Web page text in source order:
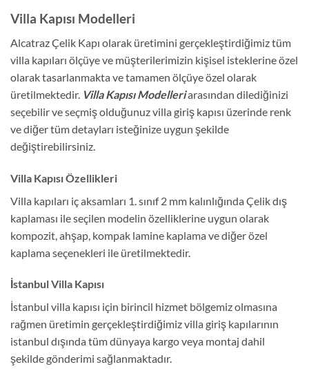
Villa Kapısı Modelleri
Alcatraz Çelik Kapı olarak üretimini gerçekleştirdiğimiz tüm
villa kapıları ölçüye ve müşterilerimizin kişisel isteklerine özel
olarak tasarlanmakta ve tamamen ölçüye özel olarak
üretilmektedir. Villa Kapısı Modelleriarasından dilediğinizi
seçebilir ve seçmiş olduğunuz villa giriş kapısı üzerinde renk
ve diğer tüm detayları isteğinize uygun şekilde
değiştirebilirsiniz.
Villa Kapısı Özellikleri
Villa kapıları iç aksamları 1. sınıf 2 mm kalınlığında Çelik dış
kaplaması ile seçilen modelin özelliklerine uygun olarak
kompozit, ahşap, kompak lamine kaplama ve diğer özel
kaplama seçenekleri ile üretilmektedir.
İstanbul Villa Kapısı
İstanbul villa kapısı için birincil hizmet bölgemiz olmasına
rağmen üretimin gerçekleştirdiğimiz villa giriş kapılarının
istanbul dışında tüm dünyaya kargo veya montaj dahil
şekilde gönderimi sağlanmaktadır.